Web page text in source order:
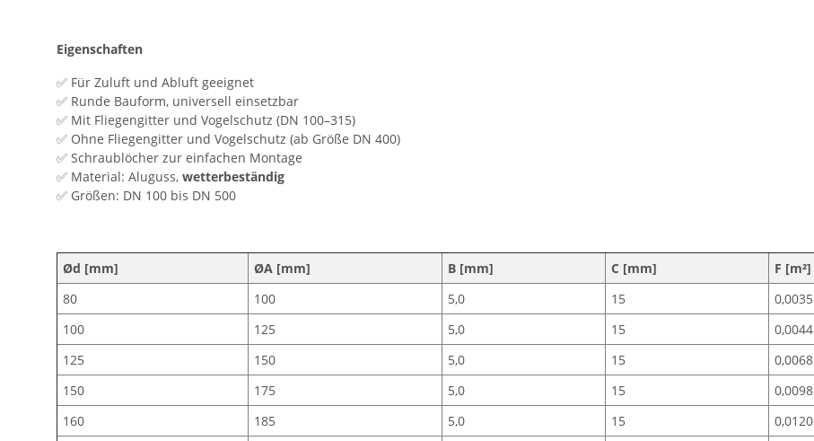
Eigenschaften
✅ Für Zuluft und Abluft geeignet
✅ Runde Bauform, universell einsetzbar
✅ Mit Fliegengitter und Vogelschutz (DN 100–315)
✅ Ohne Fliegengitter und Vogelschutz (ab Größe DN 400)
✅ Schraublöcher zur einfachen Montage
✅ Material: Aluguss, wetterbeständig
✅ Größen: DN 100 bis DN 500
Ød [mm] ØA [mm] B [mm] C [mm] F [m²]
80
100 5,0 15 0,0035
100
125 5,0 15 0,0044
125
150 5,0 15 0,0068
150
175 5,0 15 0,0098
160
185 5,0 15 0,0120